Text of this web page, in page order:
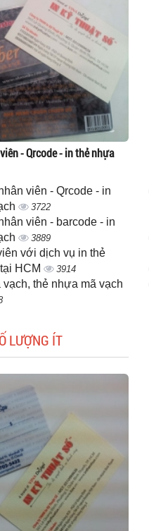
- Qrcode - in thẻ nhựa
viên - Qrcode - in
3722
viên - barcode - in
3889
với dịch vụ in thẻ
HCM
3914
vạch, thẻ nhựa mã vạch
LƯỢNG ÍT